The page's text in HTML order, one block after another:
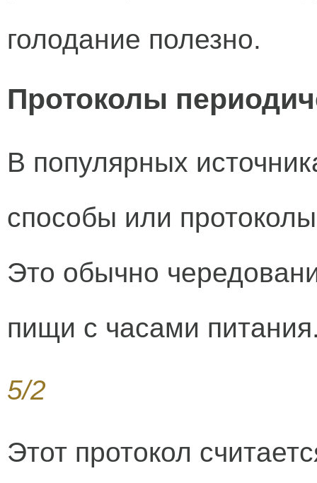
голодание полезно.
Протоколы
В популярных
способы или
Это обычно
пищи с часами
5/2
Этот протокол